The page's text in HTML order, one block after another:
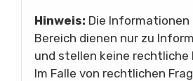
Hinweis: Die Informationen
Bereich dienen nur zu
und stellen keine rechtliche
Im Falle von rechtlichen